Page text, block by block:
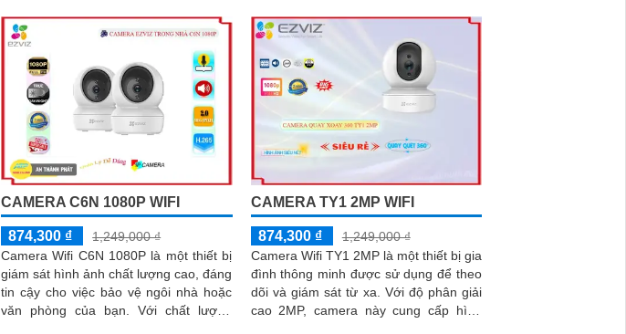
đàm thoại 2 chiều tích hợp nút gọi điện
cảm ứng tiện lợi giúp bạn dễ dàng
tương tác từ xa Ngoài ra camera còn
được trang bị công nghệ phát hiện
chuyển động thông minh tăng cường
an ninh cho không gian của bạn. Loại
Camera quan sát Wifi Không Dây CS-
C6N-R105-1L3WF 3
CAMERA C6N 1080P WIFI
874,300 ₫
1,249,000 ₫
Camera Wifi C6N 1080P là một thiết bị
giám sát hình ảnh chất lượng cao, đáng
tin cậy cho việc bảo vệ ngôi nhà hoặc
văn phòng của bạn. Với chất lượng
CAMERA TY1 2MP WIFI
874,300 ₫
1,249,000 ₫
Camera Wifi TY1 2MP là một thiết bị gia
đình thông minh được sử dụng để theo
dõi và giám sát từ xa. Với độ phân giải
cao 2MP, camera này cung cấp hình